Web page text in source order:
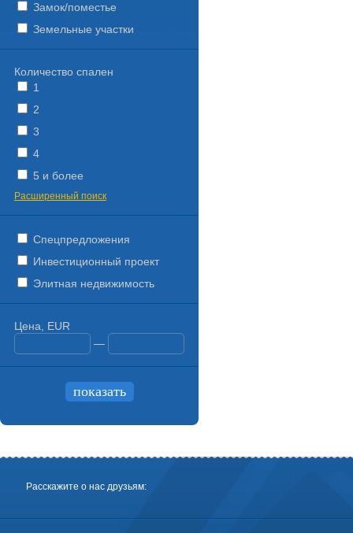
Замок/поместье
Земельные участки
Количество спален
1
2
3
4
5 и более
Расширенный поиск
Спецпредложения
Инвестиционный проект
Элитная недвижимость
Цена, EUR
—
Расскажите о нас друзьям: